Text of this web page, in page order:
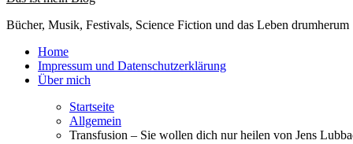
Bücher, Musik, Festivals, Science Fiction und das Leben drumherum
Home
Impressum und Datenschutzerklärung
Über mich
Startseite
Allgemein
Transfusion – Sie wollen dich nur heilen von Jens